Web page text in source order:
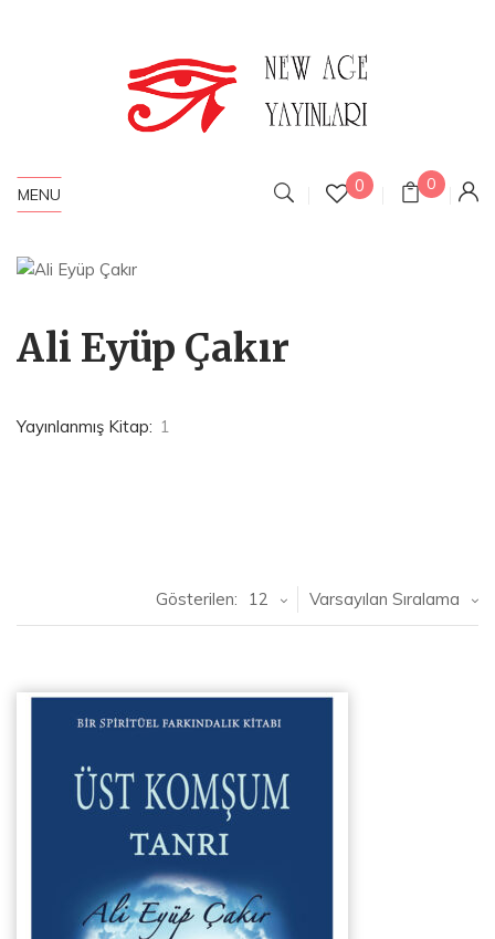
MENU 0 0
Ali Eyüp Çakır
Yayınlanmış Kitap: 1
Varsayılan Sıralama
Gösterilen: 12